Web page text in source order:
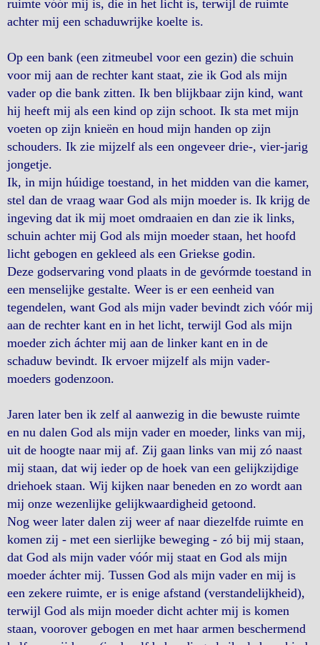
ruimte vóór mij is, die in het licht is, terwijl de ruimte
achter mij een schaduwrijke koelte is.
Op een bank (een zitmeubel voor een gezin) die schuin
voor mij aan de rechter kant staat, zie ik God als mijn
vader op die bank zitten. Ik ben blijkbaar zijn kind, want
hij heeft mij als een kind op zijn schoot. Ik sta met mijn
voeten op zijn knieën en houd mijn handen op zijn
schouders. Ik zie mijzelf als een ongeveer drie-, vier-jarig
jongetje.
Ik, in mijn húidige toestand, in het midden van die kamer,
stel dan de vraag waar God als mijn moeder is. Ik krijg de
ingeving dat ik mij moet omdraaien en dan zie ik links,
schuin achter mij God als mijn moeder staan, het hoofd
licht gebogen en gekleed als een Griekse godin.
Deze godservaring vond plaats in de gevórmde toestand in
een menselijke gestalte. Weer is er een eenheid van
tegendelen, want God als mijn vader bevindt zich vóór mij
aan de rechter kant en in het licht, terwijl God als mijn
moeder zich áchter mij aan de linker kant en in de
schaduw bevindt. Ik ervoer mijzelf als mijn vader-
moeders godenzoon.
Jaren later ben ik zelf al aanwezig in die bewuste ruimte
en nu dalen God als mijn vader en moeder, links van mij,
uit de hoogte naar mij af. Zij gaan links van mij zó naast
mij staan, dat wij ieder op de hoek van een gelijkzijdige
driehoek staan. Wij kijken naar beneden en zo wordt aan
mij onze wezenlijke gelijkwaardigheid getoond.
Nog weer later dalen zij weer af naar diezelfde ruimte en
komen zij - met een sierlijke beweging - zó bij mij staan,
dat God als mijn vader vóór mij staat en God als mijn
moeder áchter mij. Tussen God als mijn vader en mij is
een zekere ruimte, er is enige afstand (verstandelijkheid),
terwijl God als mijn moeder dicht achter mij is komen
staan, voorover gebogen en met haar armen beschermend